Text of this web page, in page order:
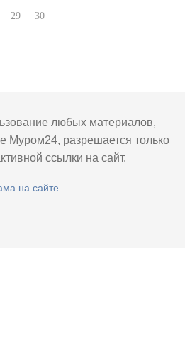
29 30
любых материалов,
Муром24, разрешается только
ссылки на сайт.
на сайте